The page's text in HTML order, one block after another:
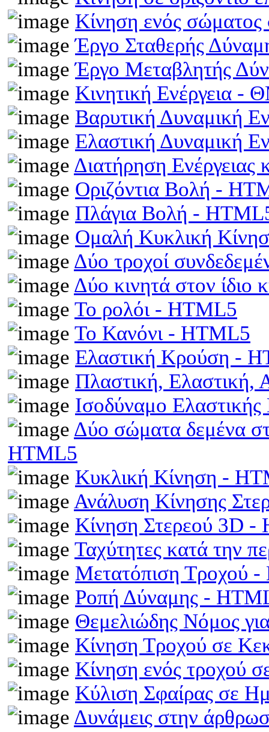
Κίνηση ενός
Έργο Σταθερής
Έργο Μεταβλητής
Κινητική Ενέργεια
Βαρυτική Δυναμική
Ελαστική Δυναμική
Διατήρηση
Οριζόντια Βολή -
Πλάγια Βολή -
Ομαλή Κυκλική
Δύο τροχοί
Δύο κινητά στον
Το ρολόι - HTML5
Το Κανόνι - HTML5
Ελαστική Κρούση -
Πλαστική,
Ισοδύναμο
Δύο σώματα δεμένα
HTML5
Κυκλική Κίνηση -
Ανάλυση Κίνησης
Κίνηση Στερεού 3D -
Ταχύτητες κατά την
Μετατόπιση Τροχού
Ροπή Δύναμης -
Θεμελιώδης Νόμος
Κίνηση Τροχού σε
Κίνηση ενός τροχού
Κύλιση Σφαίρας σε
Δυνάμεις στην